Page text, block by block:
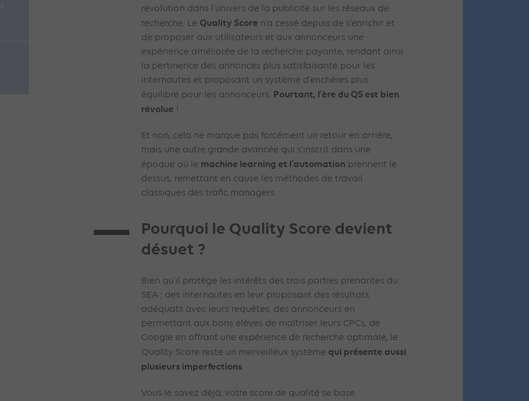
révolution dans l’univers de la publicité sur les réseaux de
recherche. Le Quality Score n’a cessé depuis de s’enrichir et
de proposer aux utilisateurs et aux annonceurs une
expérience améliorée de la recherche payante, rendant ainsi
la pertinence des annonces plus satisfaisante pour les
internautes et proposant un système d’enchères plus
équilibré pour les annonceurs. Pourtant, l’ère du QS est bien
révolue !
Et non, cela ne marque pas forcément un retour en arrière,
mais une autre grande avancée qui s’inscrit dans une
époque où le machine learning et l’automation prennent le
dessus, remettant en cause les méthodes de travail
classiques des trafic managers.
Pourquoi le Quality Score devient
désuet ?
Bien qu’il protège les intérêts des trois parties prenantes du
SEA ; des internautes en leur proposant des résultats
adéquats avec leurs requêtes, des annonceurs en
permettant aux bons élèves de maîtriser leurs CPCs, de
Google en offrant une expérience de recherche optimale, le
Quality Score reste un merveilleux système qui présente aussi
plusieurs imperfections.
Vous le savez déjà, votre score de qualité se base